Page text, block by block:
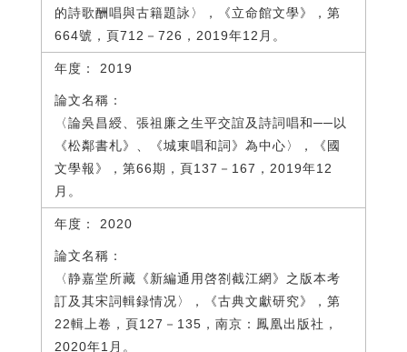
的詩歌酬唱與古籍題詠〉，《立命館文學》，第
664號，頁712－726，2019年12月。
2019
〈論吳昌綬、張祖廉之生平交誼及詩詞唱和──以
《松鄰書札》、《城東唱和詞》為中心〉，《國
文學報》，第66期，頁137－167，2019年12
月。
2020
〈静嘉堂所藏《新編通用啓劄截江網》之版本考
訂及其宋詞輯録情况〉，《古典文獻研究》，第
22輯上卷，頁127－135，南京：鳳凰出版社，
2020年1月。